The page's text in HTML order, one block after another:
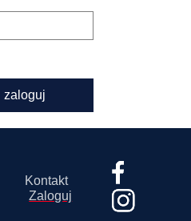
zaloguj
Kontakt
Zaloguj